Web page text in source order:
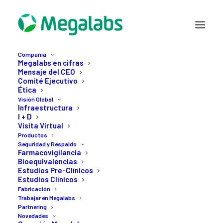
Compañía
Megalabs en cifras
Mensaje del CEO
Comité Ejecutivo
Ética
Visión Global
Infraestructura
I + D
Visita Virtual
Productos
Seguridad y Respaldo
Farmacovigilancia
Bioequivalencias
Estudios Pre-Clínicos
Estudios Clínicos
Fabricación
Trabajar en Megalabs
Partnering
Novedades
Compañía
Visión Global
Productos
Seguridad y Respaldo
Fabricación
Trabajar en Megalabs
Partnering
Novedades